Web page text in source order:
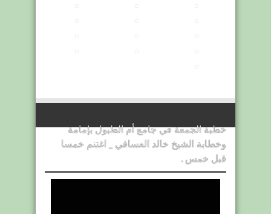
خطبة الجمعة في جامع أم الطبول بإمامة
وخطابة الشيخ خالد العسافي _ اغتنم خمسا
قبل خمس .